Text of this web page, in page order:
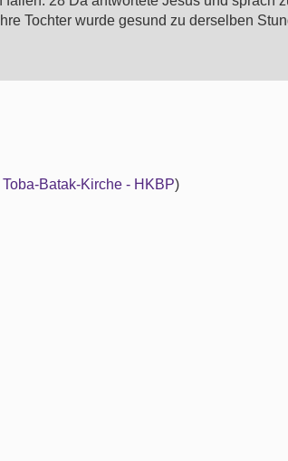
Tochter wurde gesund zu derselben
Batak-Kirche - HKBP)